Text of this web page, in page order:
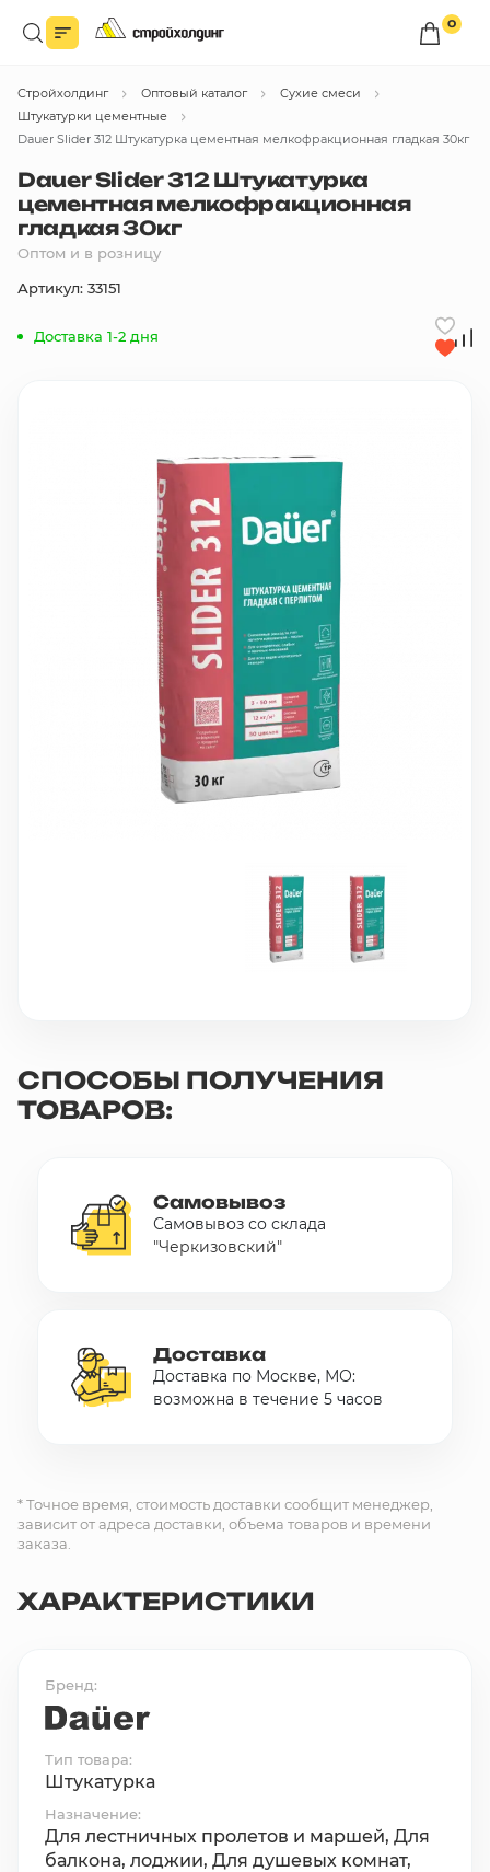
0
Войдите в личный кабинет
Вы сможете оформлять заказы
Каталог товаров
Быстрый заказ по списку
Все
10 000 ₽
Минимальный заказ
+7(495) 988-86-47
sales@stroyholding.ru
Оплата
Все бренды
Стройхолдинг Оптовый каталог
Сухие смеси
Штукатурки цементные
Dauer Slider 312 Штукатурка цементная мелкофракционная гладкая 30кг
Dauer Slider 312 Штукатурка
цементная мелкофракционная
гладкая 30кг
Оптом и в розницу
Артикул: 33151
Доставка 1-2 дня
СПОСОБЫ ПОЛУЧЕНИЯ
ТОВАРОВ:
Самовывоз
Самовывоз со склада
"Черкизовский"
Доставка
Доставка по Москве, МО:
возможна в течение 5 часов
* Точное время, стоимость доставки сообщит менеджер,
зависит от адреса доставки, объема товаров и времени
заказа.
ХАРАКТЕРИСТИКИ
Бренд
Тип товара
Штукатурка
Назначение
Для лестничных пролетов и маршей, Для
балкона, лоджии, Для душевых комнат,